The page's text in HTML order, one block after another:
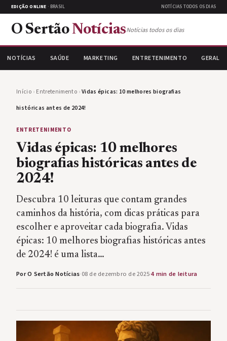
EDIÇÃO ONLINE · BRASIL NOTÍCIAS TODOS OS DIAS
O Sertão NotíciasNotícias todos os dias
NOTÍCIAS SAÚDE MARKETING ENTRETENIMENTO GERAL
Início › Entretenimento ›Vidas épicas: 10 melhores biografias
históricas antes de 2024!
ENTRETENIMENTO
Vidas épicas: 10 melhores
biografias históricas antes de
2024!
Descubra 10 leituras que contam grandes
caminhos da história, com dicas práticas para
escolher e aproveitar cada biografia. Vidas
épicas: 10 melhores biografias históricas antes
de 2024! é uma lista…
Por O Sertão Notícias·08 de dezembro de 2025·4 min de leitura